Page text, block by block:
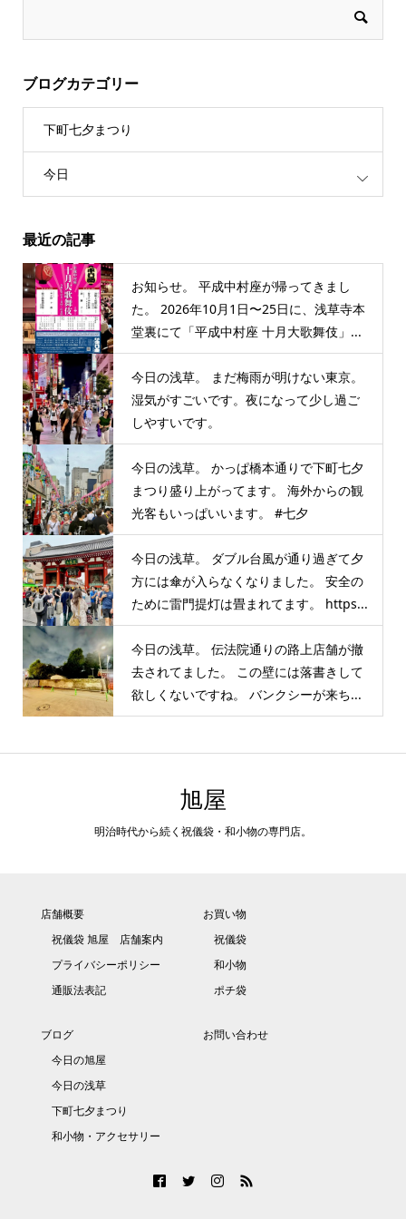
ブログカテゴリー
下町七夕まつり
今日
最近の記事
お知らせ。 平成中村座が帰ってきまし
た。 2026年10月1日〜25日に、浅草寺本
堂裏にて「平成中村座 十月大歌舞伎」...
今日の浅草。 まだ梅雨が明けない東京。
湿気がすごいです。夜になって少し過ご
しやすいです。
今日の浅草。 かっぱ橋本通りで下町七夕
まつり盛り上がってます。 海外からの観
光客もいっぱいいます。 #七夕
今日の浅草。 ダブル台風が通り過ぎて夕
方には傘が入らなくなりました。 安全の
ために雷門提灯は畳まれてます。 https...
今日の浅草。 伝法院通りの路上店舗が撤
去されてました。 この壁には落書きして
欲しくないですね。 バンクシーが来ち...
旭屋
明治時代から続く祝儀袋・和小物の専門店。
店舗概要
祝儀袋 旭屋 店舗案内
プライバシーポリシー
通販法表記
お買い物
祝儀袋
和小物
ポチ袋
ブログ
今日の旭屋
今日の浅草
下町七夕まつり
和小物・アクセサリー
お問い合わせ